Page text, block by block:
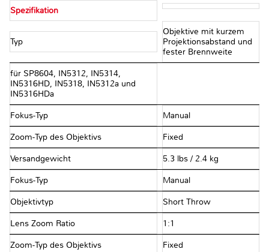
Spezifikation
Typ
Objektive mit kurzem
Projektionsabstand und
fester Brennweite
für SP8604, IN5312, IN5314,
IN5316HD, IN5318, IN5312a und
IN5316HDa
Fokus-Typ Manual
Zoom-Typ des Objektivs Fixed
Versandgewicht 5.3 lbs / 2.4 kg
Fokus-Typ Manual
Objektivtyp Short Throw
Lens Zoom Ratio 1:1
Zoom-Typ des Objektivs Fixed